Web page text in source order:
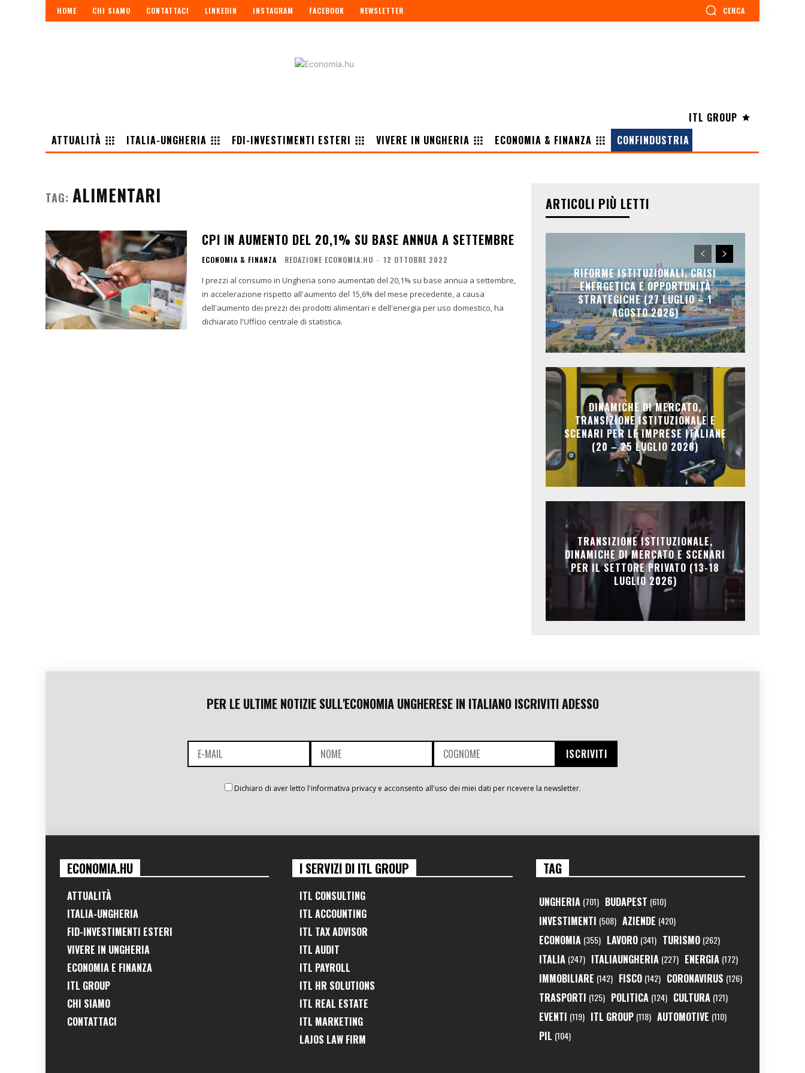
HOME CHI SIAMO CONTATTACI LINKEDIN INSTAGRAM FACEBOOK NEWSLETTER CERCA
ITL GROUP
ATTUALITÀ
ITALIA-UNGHERIA FDI-INVESTIMENTI ESTERI VIVERE IN UNGHERIA ECONOMIA & FINANZA CONFINDUSTRIA
TAG: ALIMENTARI
CPI IN AUMENTO DEL 20,1% SU BASE ANNUA A SETTEMBRE
ECONOMIA & FINANZA REDAZIONE ECONOMIA.HU - 12 OTTOBRE 2022
I prezzi al consumo in Ungheria sono aumentati del 20,1% su base annua a settembre,
in accelerazione rispetto all'aumento del 15,6% del mese precedente, a causa
dell'aumento dei prezzi dei prodotti alimentari e dell'energia per uso domestico, ha
dichiarato l'Ufficio centrale di statistica.
ARTICOLI PIÙ LETTI
RIFORME ISTITUZIONALI, CRISI
ENERGETICA E OPPORTUNITÀ
STRATEGICHE (27 LUGLIO – 1
AGOSTO 2026)
DINAMICHE DI MERCATO,
TRANSIZIONE ISTITUZIONALE E
SCENARI PER LE IMPRESE ITALIANE
(20 – 25 LUGLIO 2026)
TRANSIZIONE ISTITUZIONALE,
DINAMICHE DI MERCATO E SCENARI
PER IL SETTORE PRIVATO (13-18
LUGLIO 2026)
PER LE ULTIME NOTIZIE SULL'ECONOMIA UNGHERESE IN ITALIANO ISCRIVITI ADESSO
Dichiaro di aver letto l'informativa privacy e acconsento all'uso dei miei dati per ricevere la newsletter.
ECONOMIA.HU
ATTUALITÀ
ITALIA-UNGHERIA
FID-INVESTIMENTI ESTERI
VIVERE IN UNGHERIA
ECONOMIA E FINANZA
ITL GROUP
CHI SIAMO
CONTATTACI
I SERVIZI DI ITL GROUP
ITL CONSULTING
ITL ACCOUNTING
ITL TAX ADVISOR
ITL AUDIT
ITL PAYROLL
ITL HR SOLUTIONS
ITL REAL ESTATE
ITL MARKETING
LAJOS LAW FIRM
TAG
UNGHERIA (701) BUDAPEST (610)
INVESTIMENTI (508) AZIENDE (420)
ECONOMIA (355) LAVORO (341) TURISMO (262)
ITALIA (247) ITALIAUNGHERIA (227) ENERGIA (172)
IMMOBILIARE (142) FISCO (142) CORONAVIRUS (126)
TRASPORTI (125) POLITICA (124) CULTURA (121)
EVENTI (119) ITL GROUP (118) AUTOMOTIVE (110)
PIL (104)